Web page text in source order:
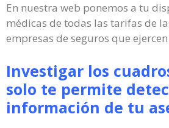
En nuestra web ponemos a tu
médicas de todas las tarifas de
empresas de seguros que
Investigar los
solo te permite
información de tu